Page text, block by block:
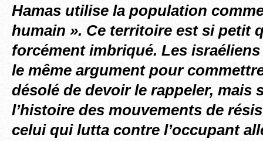
Hamas utilise la population
humain ». Ce territoire est si petit
forcément imbriqué. Les
le même argument pour
désolé de devoir le rappeler, mais
l’histoire des mouvements de
celui qui lutta contre l’occupant